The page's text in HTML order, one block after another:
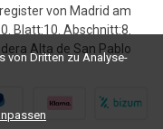
von Madrid am
Blatt:10. Abschnitt:8.
Alta de San Pablo
von Dritten zu Analyse-